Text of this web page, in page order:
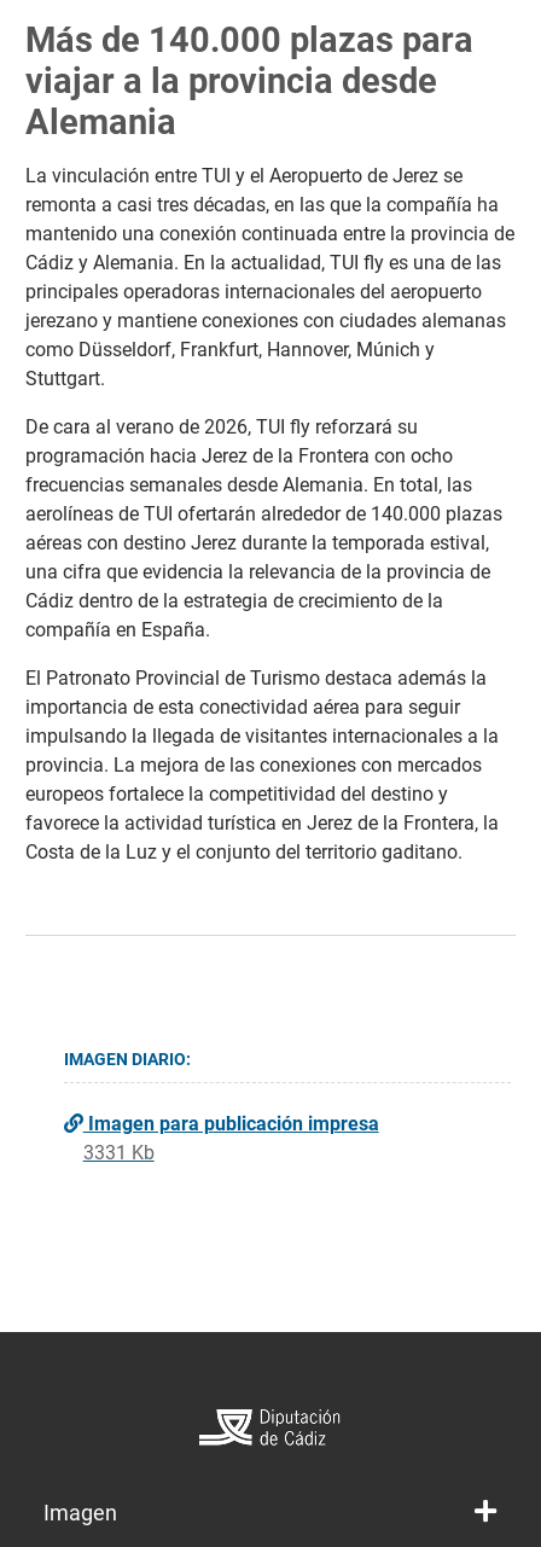
Más de 140.000 plazas para
viajar a la provincia desde
Alemania
La vinculación entre TUI y el Aeropuerto de Jerez se
remonta a casi tres décadas, en las que la compañía ha
mantenido una conexión continuada entre la provincia de
Cádiz y Alemania. En la actualidad, TUI fly es una de las
principales operadoras internacionales del aeropuerto
jerezano y mantiene conexiones con ciudades alemanas
como Düsseldorf, Frankfurt, Hannover, Múnich y
Stuttgart.
De cara al verano de 2026, TUI fly reforzará su
programación hacia Jerez de la Frontera con ocho
frecuencias semanales desde Alemania. En total, las
aerolíneas de TUI ofertarán alrededor de 140.000 plazas
aéreas con destino Jerez durante la temporada estival,
una cifra que evidencia la relevancia de la provincia de
Cádiz dentro de la estrategia de crecimiento de la
compañía en España.
El Patronato Provincial de Turismo destaca además la
importancia de esta conectividad aérea para seguir
impulsando la llegada de visitantes internacionales a la
provincia. La mejora de las conexiones con mercados
europeos fortalece la competitividad del destino y
favorece la actividad turística en Jerez de la Frontera, la
Costa de la Luz y el conjunto del territorio gaditano.
IMAGEN DIARIO:
Imagen para publicación impresa
3331 Kb
Imagen